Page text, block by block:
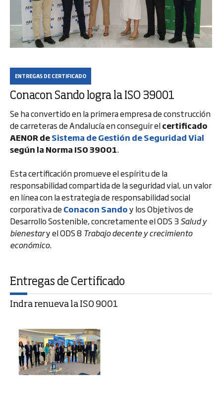
ENTREGAS DE CERTIFICADO
Conacon Sando logra la ISO 39001
Se ha convertido en la primera empresa de construcción
de carreteras de Andalucía en conseguir elcertificado
AENOR deSistema de Gestión de Seguridad Vial
según la Norma ISO 39001.
Esta certificación promueve el espíritu de la
responsabilidad compartida de la seguridad vial, un valor
en línea con la estrategia de responsabilidad social
corporativa deConacon Sandoy los Objetivos de
Desarrollo Sostenible, concretamente el ODS 3Salud y
bienestary el ODS 8 Trabajo decente y crecimiento
económico.
Entregas de Certificado
Indra renueva la ISO 9001